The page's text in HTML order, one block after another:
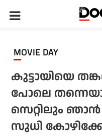
MOVIE DAY
കുട്ടായിയെ
പോലെ
സെറ്റിലും
സുധി